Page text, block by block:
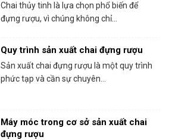
Chai thủy tinh là lựa chọn phổ biến để
đựng rượu, vì chúng không chỉ...
Quy trình sản xuất chai đựng rượu
Sản xuất chai đựng rượu là một quy trình
phức tạp và cần sự chuyên...
Máy móc trong cơ sở sản xuất chai
đựng rượu